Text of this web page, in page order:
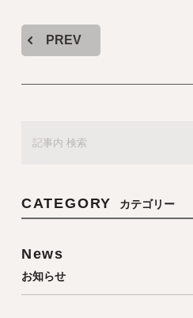
PREV
CATEGORY カテゴリー
News
お知らせ